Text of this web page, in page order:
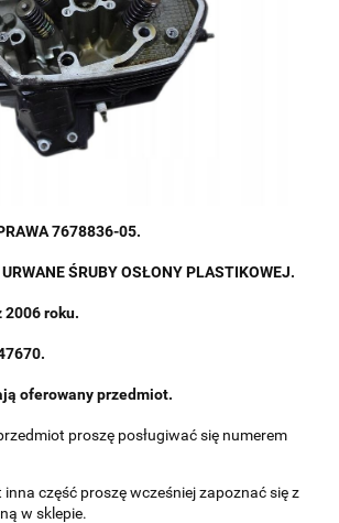
7678836-05.
ŚRUBY OSŁONY PLASTIKOWEJ.
2006 roku.
oferowany przedmiot.
proszę posługiwać się numerem
część proszę wcześniej zapoznać się z
w sklepie.